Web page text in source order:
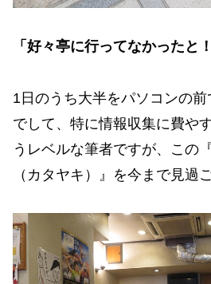
「好々亭に行ってなかったと！
1日のうち大半をパソコンの
でして、特に情報収集に費や
うレベルな筆者ですが、この
（カタヤキ）』を今まで見過